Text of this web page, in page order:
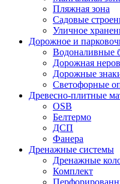
Пляжная зона
Садовые
Уличное
Дорожное и
Водоналивные
Дорожная
Дорожные
Светофорные
Древесно-плитные
OSB
Белтермо
ДСП
Фанера
Дренажные системы
Дренажные
Комплект